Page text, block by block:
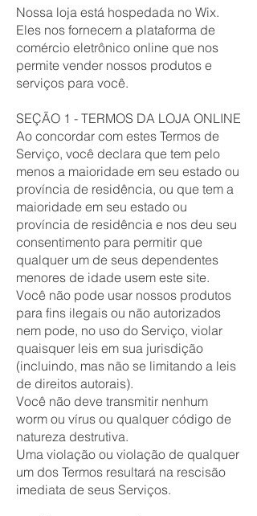
Nossa loja está hospedada no Wix.
Eles nos fornecem a plataforma de
comércio eletrônico online que nos
permite vender nossos produtos e
serviços para você.
SEÇÃO 1 - TERMOS DA LOJA ONLINE
Ao concordar com estes Termos de
Serviço, você declara que tem pelo
menos a maioridade em seu estado ou
província de residência, ou que tem a
maioridade em seu estado ou
província de residência e nos deu seu
consentimento para permitir que
qualquer um de seus dependentes
menores de idade usem este site.
Você não pode usar nossos produtos
para fins ilegais ou não autorizados
nem pode, no uso do Serviço, violar
quaisquer leis em sua jurisdição
(incluindo, mas não se limitando a leis
de direitos autorais).
Você não deve transmitir nenhum
worm ou vírus ou qualquer código de
natureza destrutiva.
Uma violação ou violação de qualquer
um dos Termos resultará na rescisão
imediata de seus Serviços.